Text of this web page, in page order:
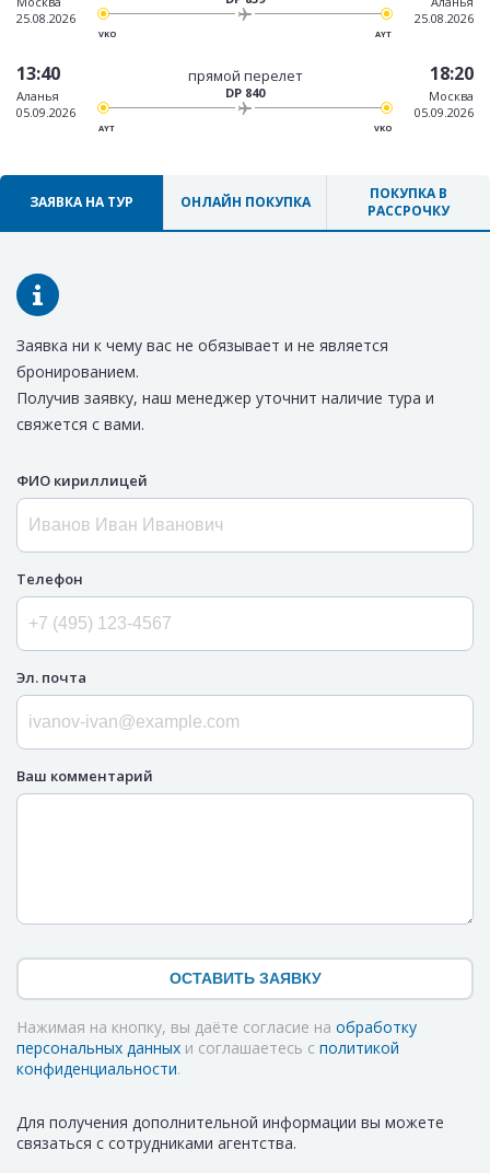
25.08.2026
VKO AYT
25.08.2026
13:40
Аланья
05.09.2026
прямой перелет
DP 840
AYT VKO
18:20
Москва
05.09.2026
ЗАЯВКА НА ТУР ОНЛАЙН ПОКУПКА
ПОКУПКА В
РАССРОЧКУ
Заявка ни к чему вас не обязывает и не является
бронированием.
Получив заявку, наш менеджер уточнит наличие тура и
свяжется с вами.
ФИО кириллицей
Телефон
Эл. почта
Ваш комментарий
ОСТАВИТЬ ЗАЯВКУ
Нажимая на кнопку, вы даёте согласие на обработку
персональных данных и соглашаетесь с политикой
конфиденциальности.
Для получения дополнительной информации вы можете
связаться с сотрудниками агентства.